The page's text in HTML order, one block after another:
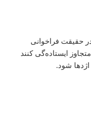
حقیقت فراخوانی
ایستاده‌گی کنند
اژدها شود.